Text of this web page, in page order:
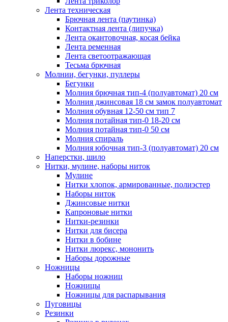
Лента техническая
Брючная лента (паутинка)
Контактная лента (липучка)
Лента окантовочная, косая бейка
Лента ременная
Лента светоотражающая
Тесьма брючная
Молнии, бегунки, пуллеры
Бегунки
Молния брючная тип-4 (полуавтомат) 20 см
Молния джинсовая 18 см замок полуавтомат
Молния обувная 12-50 см тип 7
Молния потайная тип-0 18-20 см
Молния потайная тип-0 50 см
Молния спираль
Молния юбочная тип-3 (полуавтомат) 20 см
Наперстки, шило
Нитки, мулине, наборы ниток
Мулине
Нитки хлопок, армированные, полиэстер
Наборы ниток
Джинсовые нитки
Капроновые нитки
Нитки-резинки
Нитки для бисера
Нитки в бобине
Нитки люрекс, мононить
Наборы дорожные
Ножницы
Наборы ножниц
Ножницы
Ножницы для распарывания
Пуговицы
Резинки